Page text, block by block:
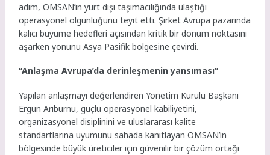
adım, OMSAN’ın yurt dışı taşımacılığında ulaştığı
operasyonel olgunluğunu teyit etti. Şirket Avrupa pazarında
kalıcı büyüme hedefleri açısından kritik bir dönüm noktasını
aşarken yönünü Asya Pasifik bölgesine çevirdi.
“Anlaşma Avrupa’da derinleşmenin yansıması”
Yapılan anlaşmayı değerlendiren Yönetim Kurulu Başkanı
Ergun Arıburnu, güçlü operasyonel kabiliyetini,
organizasyonel disiplinini ve uluslararası kalite
standartlarına uyumunu sahada kanıtlayan OMSAN’ın
bölgesinde büyük üreticiler için güvenilir bir çözüm ortağı